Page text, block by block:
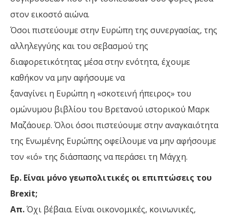
στον εικοστό αιώνα.
Όσοι πιστεύουμε στην Ευρώπη της συνεργασίας, της
αλληλεγγύης και του σεβασμού της
διαφορετικότητας μέσα στην ενότητα, έχουμε
καθήκον να μην αφήσουμε να
ξαναγίνει η Ευρώπη η «σκοτεινή ήπειρος» του
ομώνυμου βιβλίου του Βρετανού ιστορικού Μαρκ
Μαζάουερ. Όλοι όσοι πιστεύουμε στην αναγκαιότητα
της Ενωμένης Ευρώπης οφείλουμε να μην αφήσουμε
τον «ιό» της διάσπασης να περάσει τη Μάγχη.
Ερ. Είναι μόνο γεωπολιτικές οι επιπτώσεις του
Brexit;
Απ.Όχι βέβαια. Είναι οικονομικές, κοινωνικές,